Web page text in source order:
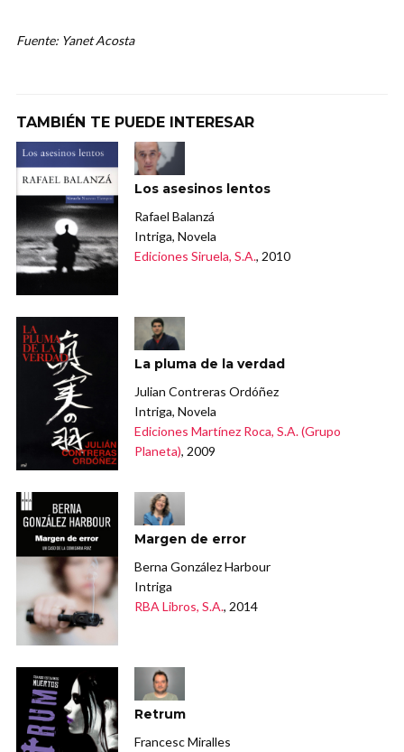
Fuente: Yanet Acosta
TAMBIÉN TE PUEDE INTERESAR
Los asesinos lentos
Rafael Balanzá
Intriga, Novela
Ediciones Siruela, S.A., 2010
La pluma de la verdad
Julian Contreras Ordóñez
Intriga, Novela
Ediciones Martínez Roca, S.A. (Grupo
Planeta), 2009
Margen de error
Berna González Harbour
Intriga
RBA Libros, S.A., 2014
Retrum
Francesc Miralles